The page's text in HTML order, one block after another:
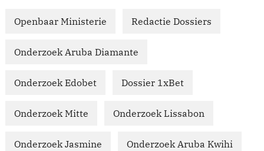
Openbaar Ministerie Redactie Dossiers
Onderzoek Aruba Diamante
Onderzoek Edobet Dossier 1xBet
Onderzoek Mitte Onderzoek Lissabon
Onderzoek Jasmine Onderzoek Aruba Kwihi